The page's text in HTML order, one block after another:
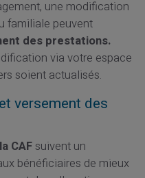
une modification
familiale peuvent
des prestations.
via votre espace
soient actualisés.
versement des
CAFsuivent un
bénéficiaires de mieux